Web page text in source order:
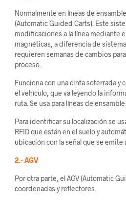
Normalmente en líneas de
(Automatic Guided Carts). Este
modificaciones a la línea mediante
magnéticas, a diferencia de
requieren semanas de cambios
proceso.
Funciona con una cinta soterrada y
el vehículo, que va leyendo la
ruta. Se usa para líneas de
Para identificar su localización se
RFID que están en el suelo y
ubicación con la señal que se emite
2.- AGV
Por otra parte, el AGV (Automatic
coordenadas y reflectores.